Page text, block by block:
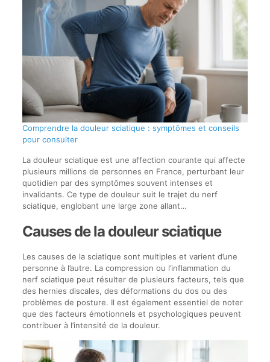
Comprendre la douleur sciatique : symptômes et conseils
pour consulter
La douleur sciatique est une affection courante qui affecte
plusieurs millions de personnes en France, perturbant leur
quotidien par des symptômes souvent intenses et
invalidants. Ce type de douleur suit le trajet du nerf
sciatique, englobant une large zone allant…
Causes de la douleur sciatique
Les causes de la sciatique sont multiples et varient d’une
personne à l’autre. La compression ou l’inflammation du
nerf sciatique peut résulter de plusieurs facteurs, tels que
des hernies discales, des déformations du dos ou des
problèmes de posture. Il est également essentiel de noter
que des facteurs émotionnels et psychologiques peuvent
contribuer à l’intensité de la douleur.